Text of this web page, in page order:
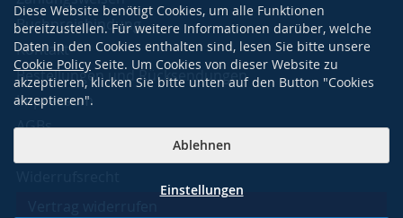
Buchpreisbindung
Kontakt
Bestellungen und Rücksendungen
Impressum
AGBs
Diese Website benötigt Cookies, um alle Funktionen
bereitzustellen. Für weitere Informationen darüber, welche
Daten in den Cookies enthalten sind, lesen Sie bitte unsere
Cookie Policy Seite. Um Cookies von dieser Website zu
akzeptieren, klicken Sie bitte unten auf den Button "Cookies
akzeptieren".
Ablehnen
Einstellungen